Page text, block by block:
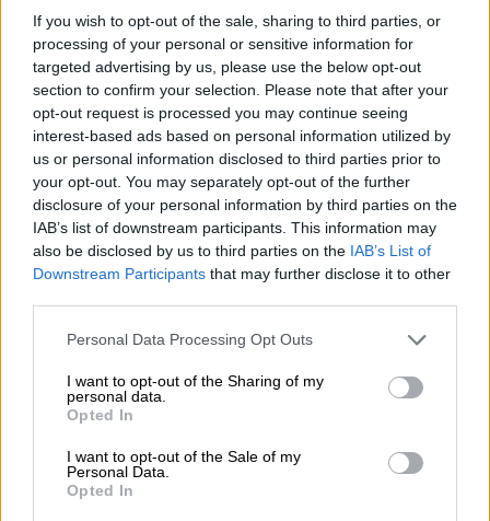
If you wish to opt-out of the sale, sharing to third parties, or
processing of your personal or sensitive information for
targeted advertising by us, please use the below opt-out
section to confirm your selection. Please note that after your
opt-out request is processed you may continue seeing
interest-based ads based on personal information utilized by
us or personal information disclosed to third parties prior to
your opt-out. You may separately opt-out of the further
disclosure of your personal information by third parties on the
IAB’s list of downstream participants. This information may
also be disclosed by us to third parties on the IAB’s List of
Downstream Participants that may further disclose it to other
Personal Data Processing Opt Outs
I want to opt-out of the Sharing of my
personal data.
Opted In
I want to opt-out of the Sale of my
Personal Data.
Opted In
Kavita Patel - PhARMA Innovation Forum: Ένα στα πέντε
καινοτόμα φάρμακα φτάνει τελικά στην Ελλάδα
Μείωση ασφαλιστικών εισφορών ύψους 240 εκατ. ευρώ
ζητούν οι έμποροι από την Κυβέρνηση
06.08.2026 - 10:45
Ευρώπη: Μπορεί η κλιματική αλλαγή να οδηγήσει σε
ενεργειακή κρίση;
Στέλιος Λιανός – INTERAMERICAN / Αθηναϊκή Γενική Κλινική
Η γαλλική «ψήφος» στο «καλώδιο» και τα συμφέροντα, οι
ελληνικές τράπεζες «πρωταθλήτριες» στα δάνεια, νέο deal
Βαρδινογιάννη- Εξάρχου και ο διπλασιασμός των κερδών της
05.08.2026 - 13:37